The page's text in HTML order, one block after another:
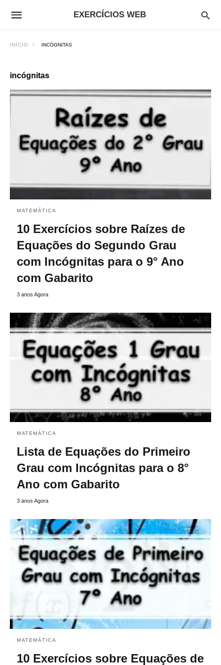
EXERCÍCIOS WEB
INÍCIO INCÓGNITAS
incógnitas
MATEMÁTICA
10 Exercícios sobre Raízes de
Equações do Segundo Grau
com Incógnitas para o 9° Ano
com Gabarito
3 anos Agora
MATEMÁTICA
Lista de Equações do Primeiro
Grau com Incógnitas para o 8°
Ano com Gabarito
3 anos Agora
MATEMÁTICA
10 Exercícios sobre Equações de